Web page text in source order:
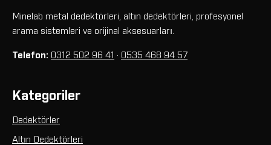
Minelab metal dedektörleri, altın dedektörleri, profesyonel
arama sistemleri ve orijinal aksesuarları.
Telefon: 0312 502 96 41 · 0535 468 94 57
Kategoriler
Dedektörler
Altın Dedektörleri